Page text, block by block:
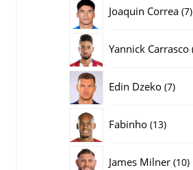
Joaquin Correa 77
Yannick Carrasco
Edin Dzeko 77
Fabinho 1313
James Milner 1010